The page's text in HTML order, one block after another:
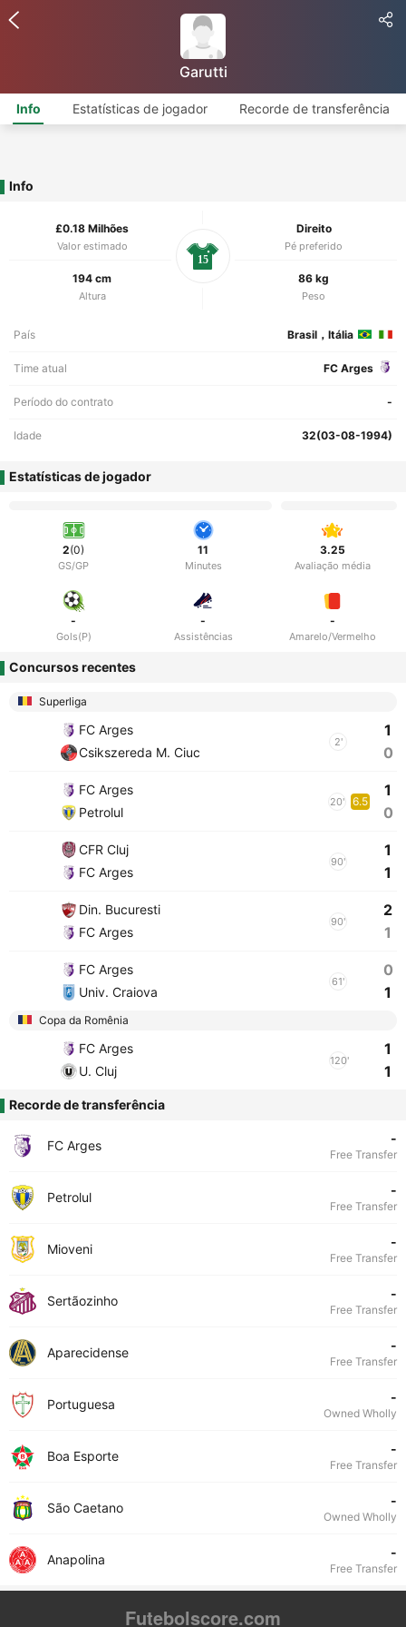
Garutti
Info Estatísticas de jogador Recorde de transferência
Info
£0.18 Milhões
Valor estimado
Direito
Pé preferido
194 cm
Altura
86 kg
Peso
15
País Brasil，Itália
Time atual FC Arges
Período do contrato -
Idade 32(03-08-1994)
Estatísticas de jogador
2(0)
GS/GP
11
Minutes
3.25
Avaliação média
-
Gols(P)
-
Assistências
-
Amarelo/Vermelho
Concursos recentes
Superliga
FC Arges
Csikszereda M. Ciuc
2'
1
0
FC Arges
Petrolul
20' 6.5
1
0
CFR Cluj
FC Arges
90'
1
1
Din. Bucuresti
FC Arges
90'
2
1
FC Arges
Univ. Craiova
61'
0
1
Copa da Romênia
FC Arges
U. Cluj
120'
1
1
Recorde de transferência
FC Arges -
Free Transfer
Petrolul -
Free Transfer
Mioveni -
Free Transfer
Sertãozinho -
Free Transfer
Aparecidense -
Free Transfer
Portuguesa -
Owned Wholly
Boa Esporte -
Free Transfer
São Caetano -
Owned Wholly
Anapolina -
Free Transfer
Futebolscore.com